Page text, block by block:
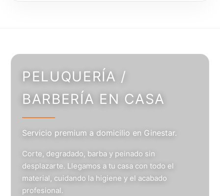
PELUQUERÍA /
BARBERÍA EN CASA
Servicio premium a domicilio en Ginestar.
Corte, degradado, barba y peinado sin
desplazarte. Llegamos a tu casa con todo el
material, cuidando la higiene y el acabado
profesional.